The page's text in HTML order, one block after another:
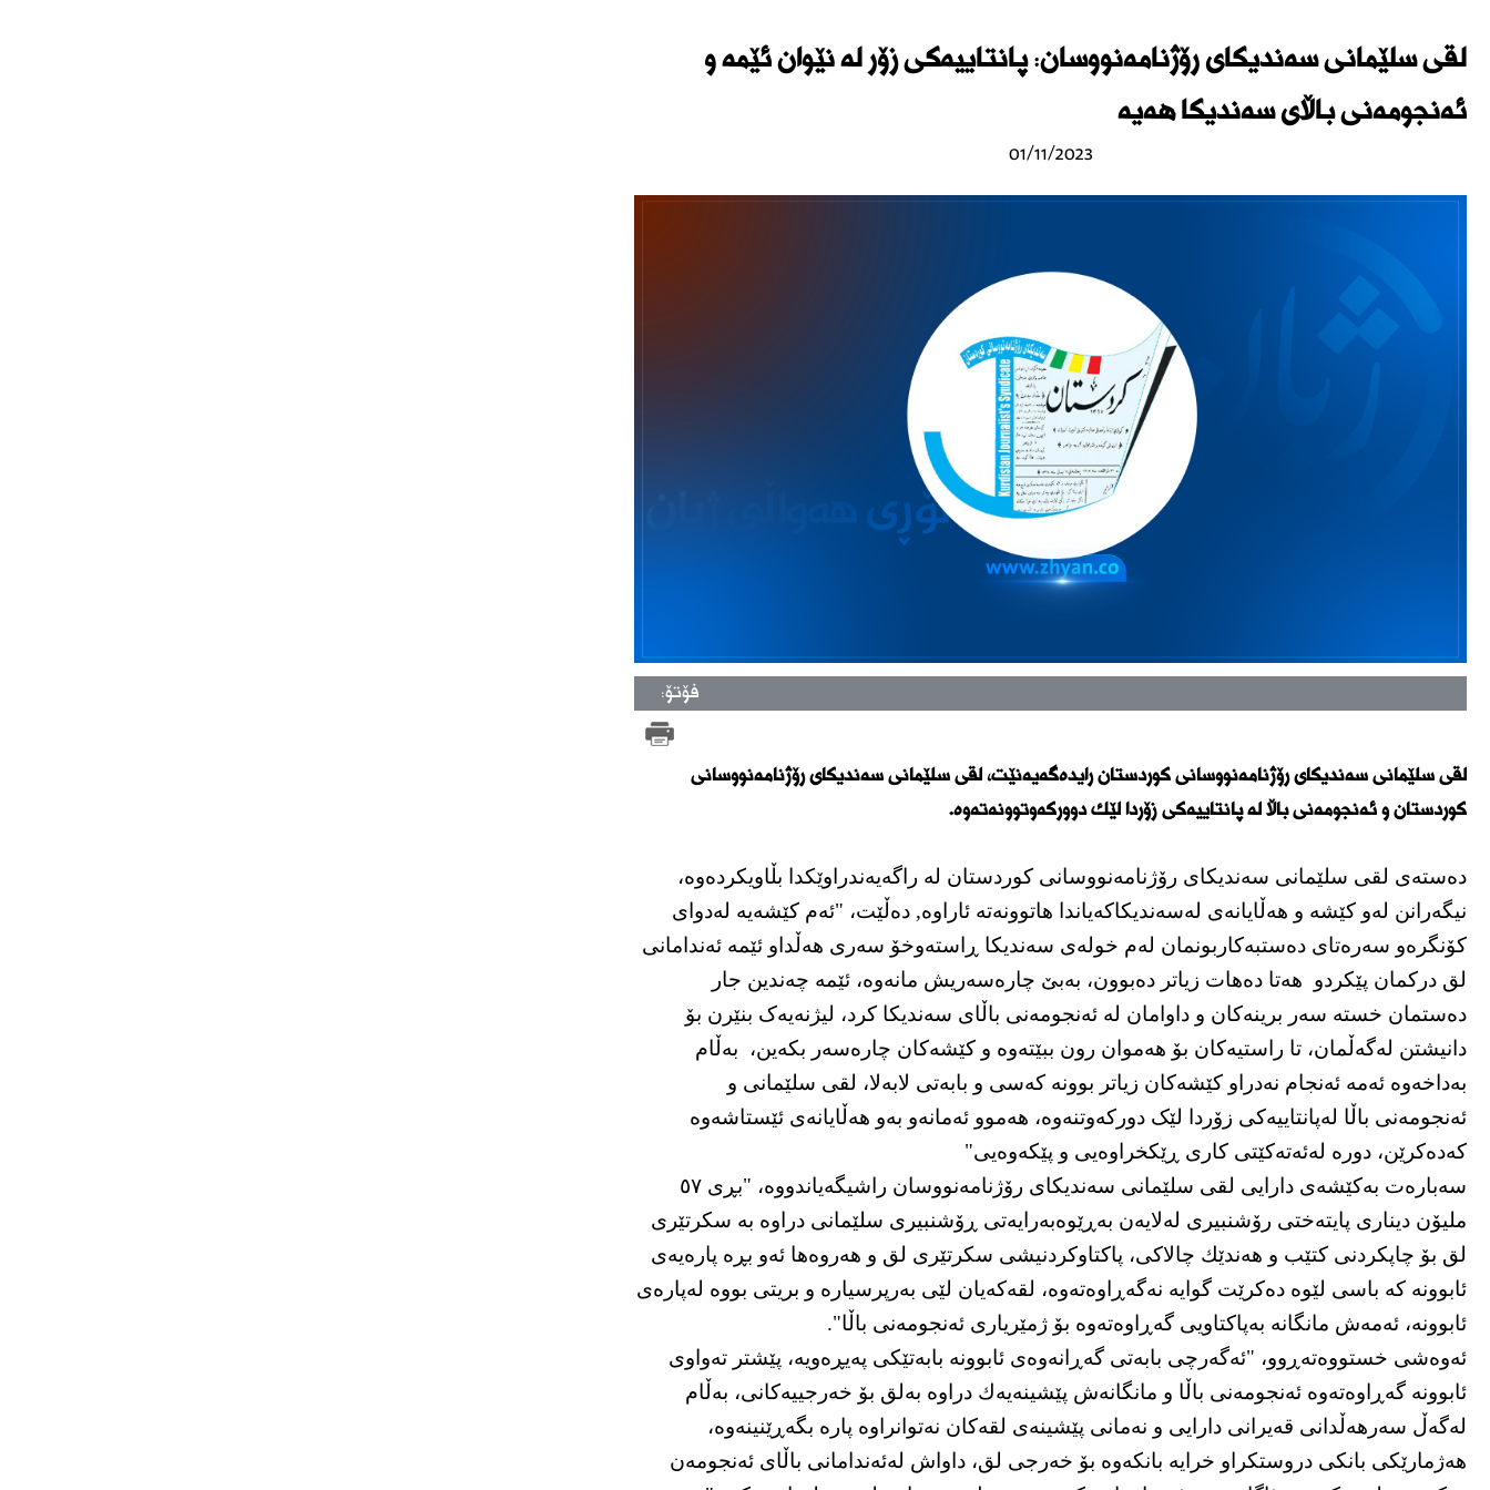
لقی سلێمانی سەندیكای رۆژنامەنووسان: پانتاییەكی زۆر لە نێوان ئێمە و
ئەنجومەنی باڵای سەندیكا هەیە
01/11/2023
فۆتۆ:
لقی سلێمانی سەندیكای رۆژنامەنووسانی كوردستان رایدەگەیەنێت، لقی سلێمانی سەندیكای رۆژنامەنووسانی
كوردستان و ئەنجومەنی باڵا لە پانتاییەكی زۆردا لێك دووركەوتوونەتەوە.
دەستەی لقی سلێمانی سەندیكای رۆژنامەنووسانی كوردستان لە راگەیەندراوێكدا بڵاویكردەوە،
نیگەرانن لەو كێشە و هەڵایانەی لەسەندیكاكەیاندا هاتوونەتە ئاراوە, دەڵێت، "ئەم کێشەیە لەدوای
کۆنگرەو سەرەتای دەستبەکاربونمان لەم خولەی سەندیکا ڕاستەوخۆ سەری هەڵداو ئێمە ئەندامانی
لق درکمان پێکردو هەتا دەهات زیاتر دەبوون، بەبێ چارەسەریش مانەوە، ئێمە چەندین جار
دەستمان خستە سەر برینەکان و داوامان لە ئەنجومەنی باڵای سەندیکا کرد، لیژنەیەک بنێرن بۆ
دانیشتن لەگەڵمان، تا راستیەکان بۆ هەموان رون ببێتەوە و کێشەکان چارەسەر بکەین، بەڵام
بەداخەوە ئەمە ئەنجام نەدراو کێشەکان زیاتر بوونە کەسی و بابەتی لابەلا، لقی سلێمانی و
ئەنجومەنی باڵا لەپانتاییەکی زۆردا لێک دورکەوتنەوە، هەموو ئەمانەو بەو هەڵایانەی ئێستاشەوە
کەدەکرێن، دورە لەئەتەکێتی کاری ڕێکخراوەیی و پێکەوەیی"
‎سەبارەت بەكێشەی دارایی لقی سلێمانی سەندیكای رۆژنامەنووسان راشیگەیاندووە، "بڕی ٥٧
ملیۆن دیناری پایتەختی رۆشنبیری لەلایەن بەڕێوەبەرایەتی ڕۆشنبیری سلێمانی دراوە بە سكرتێری
لق بۆ چاپكردنی كتێب و هەندێك چالاكی، پاكتاوكردنیشی سكرتێری لق و هەروەها ئەو بڕە پارەیەی
ئابوونە كە باسی لێوە دەكرێت گوایە نەگەڕاوەتەوە، لقەكەیان لێی بەرپرسیارە و بریتی بووە لەپارەی
ئابوونە، ئەمەش مانگانە بەپاكتاویی گەڕاوەتەوە بۆ ژمێریاری ئەنجومەنی باڵا".
ئەوەشی خستووەتەڕوو، "ئەگەرچی بابەتی گەڕانەوەی ئابوونە بابەتێكی پەیڕەویە، پێشتر تەواوی
ئابوونە گەڕاوەتەوە ئەنجومەنی باڵا و مانگانەش پێشینەیەك دراوە بەلق بۆ خەرجییەكانی، بەڵام
لەگەڵ سەرهەڵدانی قەیرانی دارایی و نەمانی پێشینەی لقەكان نەتوانراوە پارە بگەڕێنینەوە،
هەژمارێكی بانكی دروستكراو خرایە بانكەوە بۆ خەرجی لق، داواش لەئەندامانی باڵای ئەنجومەن